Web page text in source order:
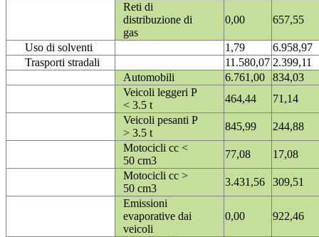
Reti di
distribuzione di
gas
0,00 657,55
Uso di solventi 1,79
6.958,97
Trasporti stradali
11.580,07 2.399,11
Automobili
6.761,00
834,03
Veicoli leggeri P
< 3.5 t
464,44
71,14
Veicoli pesanti P
> 3.5 t
845,99
244,88
Motocicli cc <
50 cm3
77,08
17,08
Motocicli cc >
50 cm3
3.431,56
309,51
Emissioni
evaporative dai
veicoli
0,00 922,46